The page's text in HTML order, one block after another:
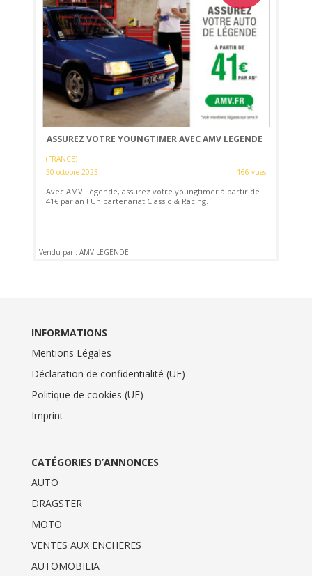
ASSUREZ VOTRE YOUNGTIMER AVEC AMV LEGENDE
(FRANCE)
30 octobre 2023
166 vues
Avec AMV Légende, assurez votre youngtimer à partir de
41€ par an ! Un partenariat Classic & Racing.
Vendu par : AMV LEGENDE
INFORMATIONS
Mentions Légales
Déclaration de confidentialité (UE)
Politique de cookies (UE)
Imprint
CATÉGORIES D’ANNONCES
AUTO
DRAGSTER
MOTO
VENTES AUX ENCHERES
AUTOMOBILIA